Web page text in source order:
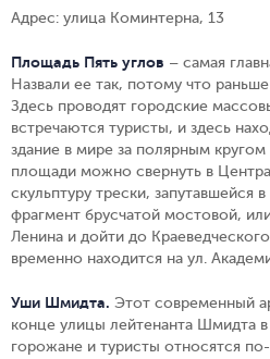
Адрес: улица Коминтерна, 13
Площадь Пять углов – самая
Назвали ее так, потому что
Здесь проводят городские
встречаются туристы, и здесь
здание в мире за полярным
площади можно свернуть в
скульптуру трески, запутавшейся
фрагмент брусчатой мостовой,
Ленина и дойти до
временно находится на ул.
Уши Шмидта. Этот современный
конце улицы лейтенанта Шмидта
горожане и туристы относятся